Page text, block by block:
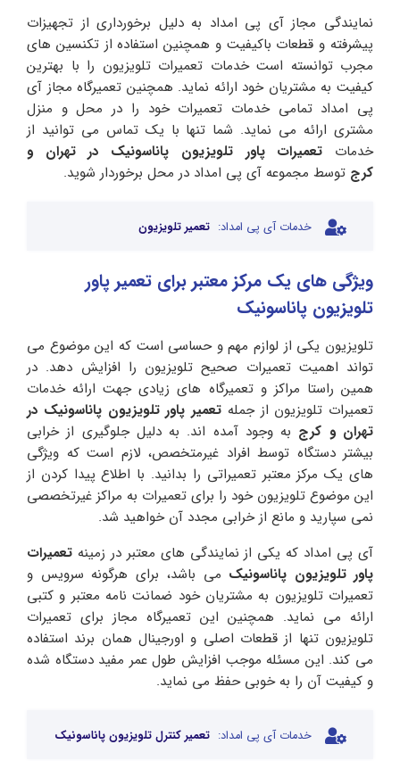
نمایندگی مجاز آی پی امداد به دلیل برخورداری از تجهیزات
پیشرفته و قطعات باکیفیت و همچنین استفاده از تکنسین های
مجرب توانسته است خدمات تعمیرات تلویزیون را با بهترین
کیفیت به مشتریان خود ارائه نماید. همچنین تعمیرگاه مجاز آی
پی امداد تمامی خدمات تعمیرات خود را در محل و منزل
مشتری ارائه می نماید. شما تنها با یک تماس می توانید از
خدمات تعمیرات پاور تلویزیون پاناسونیک در تهران و
کرج توسط مجموعه آی پی امداد در محل برخوردار شوید.
خدمات آی پی امداد: تعمیر تلویزیون
ویژگی های یک مرکز معتبر برای تعمیر پاور
تلویزیون پاناسونیک
تلویزیون یکی از لوازم مهم و حساسی است که این موضوع می
تواند اهمیت تعمیرات صحیح تلویزیون را افزایش دهد. در
همین راستا مراکز و تعمیرگاه های زیادی جهت ارائه خدمات
تعمیرات تلویزیون از جمله تعمیر پاور تلویزیون پاناسونیک در
تهران و کرج به وجود آمده اند. به دلیل جلوگیری از خرابی
بیشتر دستگاه توسط افراد غیرمتخصص، لازم است که ویژگی
های یک مرکز معتبر تعمیراتی را بدانید. با اطلاع پیدا کردن از
این موضوع تلویزیون خود را برای تعمیرات به مراکز غیرتخصصی
نمی سپارید و مانع از خرابی مجدد آن خواهید شد.
آی پی امداد که یکی از نمایندگی های معتبر در زمینه تعمیرات
پاور تلویزیون پاناسونیک می باشد، برای هرگونه سرویس و
تعمیرات تلویزیون به مشتریان خود ضمانت نامه معتبر و کتبی
ارائه می نماید. همچنین این تعمیرگاه مجاز برای تعمیرات
تلویزیون تنها از قطعات اصلی و اورجینال همان برند استفاده
می کند. این مسئله موجب افزایش طول عمر مفید دستگاه شده
و کیفیت آن را به خوبی حفظ می نماید.
خدمات آی پی امداد: تعمیر کنترل تلویزیون پاناسونیک